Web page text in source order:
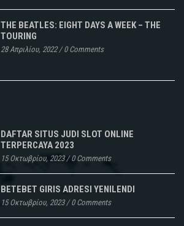
THE BEATLES: EIGHT DAYS A WEEK – THE
TOURING
28 Απριλίου, 2022/0 Comments
DAFTAR SITUS JUDI SLOT ONLINE
TERPERCAYA 2023
15 Οκτωβρίου, 2023/0 Comments
BETEBET GIRIS ADRESI YENILENDI
15 Οκτωβρίου, 2023/0 Comments